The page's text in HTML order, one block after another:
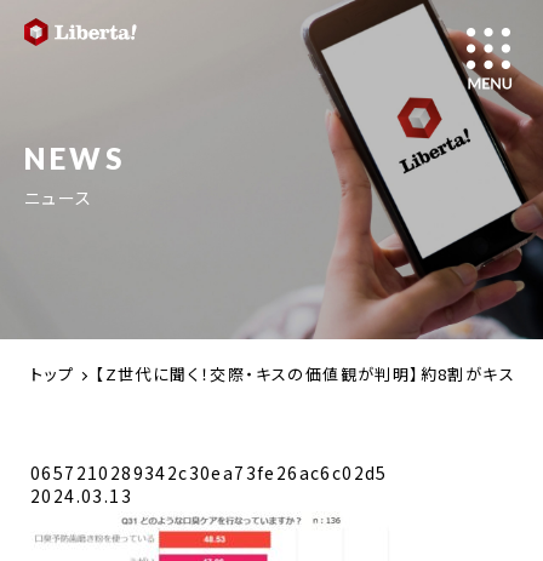
NEWS
ニュース
トップ 【Z世代に聞く！交際・キスの価値観が判明】約8割がキス
0657210289342c30ea73fe26ac6c02d5
2024.03.13